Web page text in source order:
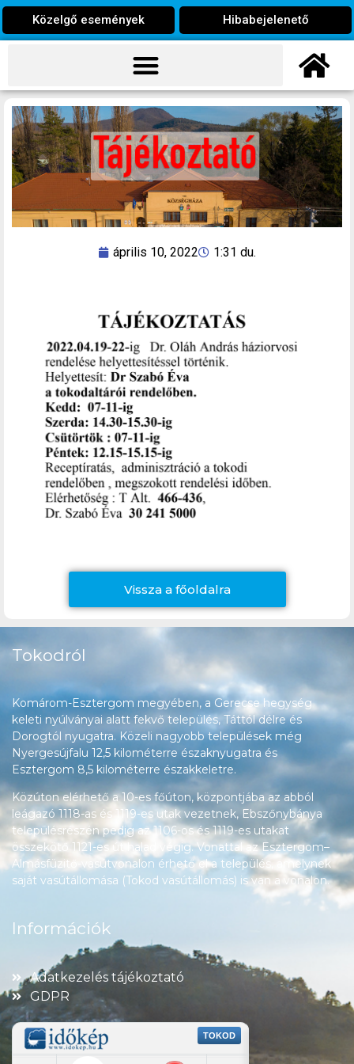
Közelgő események Hibabejelenető
április 10, 2022 1:31 du.
Vissza a főoldalra
Tokodról
Komárom-Esztergom megyében, a Gerecse hegység
keleti nyúlványai alatt fekvő település, Táttól délre és
Dorogtól nyugatra. Közeli nagyobb települések még
Nyergesújfalu 12,5 kilométerre északnyugatra és
Esztergom 8,5 kilométerre északkeletre.
Közúton elérhető a 10-es főúton, központjába az abból
leágazó 1118-as és 1119-es utak vezetnek, Ebszőnybánya
településrészén pedig az 1106-os és 1119-es utakat
összekötő 1121-es út halad végig. Vonattal az Esztergom–
Almásfüzitő-vasútvonalon érhető el a település, amelynek
saját vasútállomása (Tokod vasútállomás) is van a vonalon.
Információk
Adatkezelés tájékoztató
GDPR